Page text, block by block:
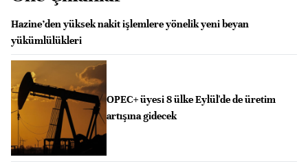
Hazine’den yüksek nakit işlemlere yönelik yeni beyan
yükümlülükleri
OPEC+ üyesi 8 ülke Eylül'de de üretim
artışına gidecek